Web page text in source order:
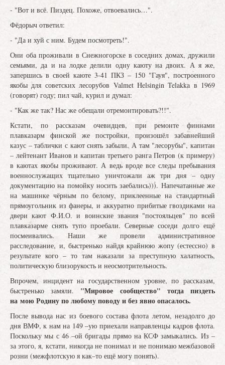
- "Вот и всё. Пиздец. Похоже, отвоевались…".
Фёдорыч ответил:
- "Да и хуй с ним. Будем посмотреть!".
Они оба проживали в Снежногорске в соседних домах, дружили
семьями, да и на лодке делили одну каюту на двоих. А я же,
запершись в своей каюте 3-41 ПКЗ – 150 "Гауя", построенного
якобы для советских лесорубов Valmet Helsingin Telakka в 1969
(говорят) году; пил чай, курил и думал:
- "Как же так? Нас же обещали отремонтировать?!!".
Кстати, по рассказам очевидцев, при ремонте финнами
плавказарм финской же постройки, произошёл забавнейший
казус – таблички с кают снять забыли. А там "лесорубы", капитан
– лейтенант Иванов и капитан третьего ранга Петров (к примеру)
в каютах якобы проживают. А ведь вроде все следы пребывания
военнослужащих тщательно уничтожали аж три дня – одну
документацию на помойку носить заебались))). Напечатанные же
на машинке чёрным по белому, приклеенные на стандартный
прямоугольник из фанеры, и аккуратно прибитые гвоздиками на
двери кают Ф.И.О. и воинские звания "постояльцев" по всей
плавказарме снять тупо проебали. Северные соседи долго ещё
посмеивались. Наши же провели административное
расследование, и, быстренько найдя крайнюю жопу (естессно) в
результате кого – то там наказали за преступную халатность,
политическую близорукость и неосмотрительность.
Впрочем, инцидент на государственном уровне, по рассказам,
быстренько замяли. "Мировое сообщество" тогда пиздеть
на мою Родину по любому поводу и без явно опасалось.
После вывода нас из боевого состава флота летом, незадолго до
дня ВМФ, к нам на 149 –ую приехали направленцы кадров флота.
Поскольку мы с 46 –ой бригады прямо на КСФ замыкались. Из –
за этого, я, кстати, никогда не понимал и не понимаю межбазовой
розни (межфлотскую я как–то ещё могу понять).